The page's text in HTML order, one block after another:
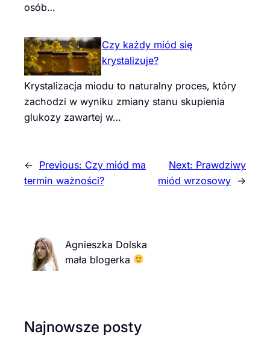
osób…
Czy każdy miód się
krystalizuje?
Krystalizacja miodu to naturalny proces, który
zachodzi w wyniku zmiany stanu skupienia
glukozy zawartej w…
← Previous: Czy miód ma
termin ważności?
Next: Prawdziwy
miód wrzosowy →
Agnieszka Dolska
mała blogerka
Najnowsze posty